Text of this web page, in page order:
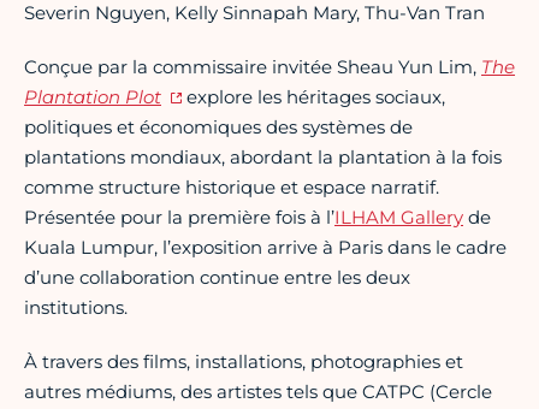
Severin Nguyen, Kelly Sinnapah Mary, Thu-Van Tran
Conçue par la commissaire invitée Sheau Yun Lim, The
Plantation Plot
explore les héritages sociaux,
politiques et économiques des systèmes de
plantations mondiaux, abordant la plantation à la fois
comme structure historique et espace narratif.
Présentée pour la première fois à l’ILHAM Gallery de
Kuala Lumpur, l’exposition arrive à Paris dans le cadre
d’une collaboration continue entre les deux
institutions.
À travers des films, installations, photographies et
autres médiums, des artistes tels que CATPC (Cercle